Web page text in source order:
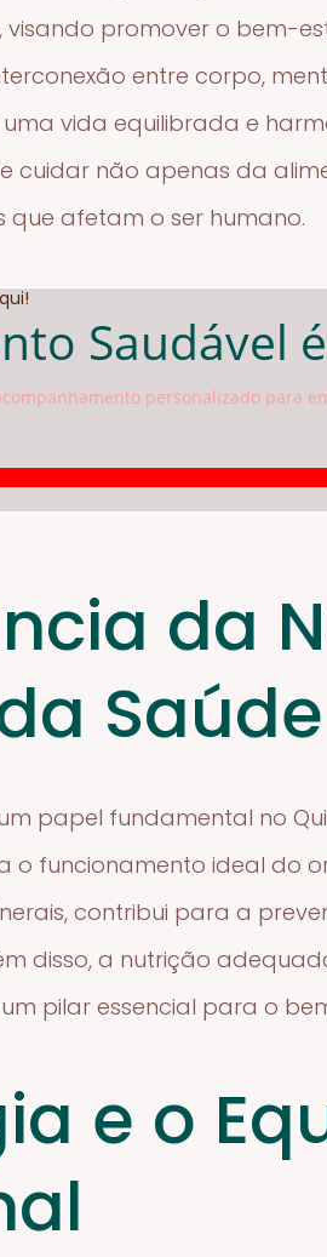
promover o bem-
entre corpo,
vida equilibrada e
cuidar não apenas da
afetam o ser humano.
Saudável
personalizado para
da
Saúde
papel fundamental no
funcionamento ideal do
contribui para a
disso, a nutrição
pilar essencial para o
e o